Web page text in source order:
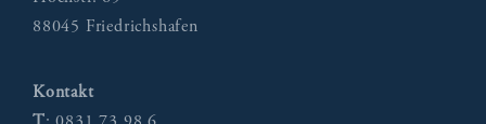
88045 Friedrichshafen
Kontakt